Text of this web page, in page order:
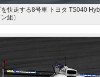
を快走する8号車 トヨタ TS040
組）